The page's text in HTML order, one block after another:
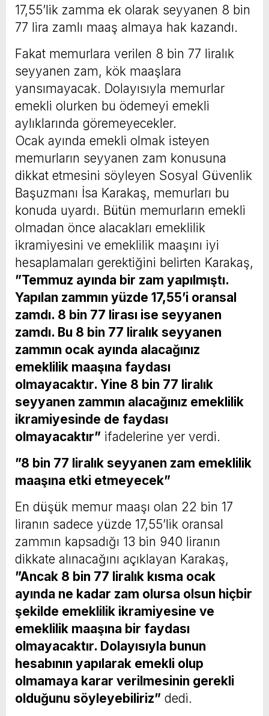
17,55’lik zamma ek olarak seyyanen 8 bin
77 lira zamlı maaş almaya hak kazandı.
Fakat memurlara verilen 8 bin 77 liralık
seyyanen zam, kök maaşlara
yansımayacak. Dolayısıyla memurlar
emekli olurken bu ödemeyi emekli
aylıklarında göremeyecekler.
Ocak ayında emekli olmak isteyen
memurların seyyanen zam konusuna
dikkat etmesini söyleyen Sosyal Güvenlik
Başuzmanı İsa Karakaş, memurları bu
konuda uyardı. Bütün memurların emekli
olmadan önce alacakları emeklilik
ikramiyesini ve emeklilik maaşını iyi
hesaplamaları gerektiğini belirten Karakaş,
”Temmuz ayında bir zam yapılmıştı.
Yapılan zammın yüzde 17,55’i oransal
zamdı. 8 bin 77 lirası ise seyyanen
zamdı. Bu 8 bin 77 liralık seyyanen
zammın ocak ayında alacağınız
emeklilik maaşına faydası
olmayacaktır. Yine 8 bin 77 liralık
seyyanen zammın alacağınız emeklilik
ikramiyesinde de faydası
olmayacaktır” ifadelerine yer verdi.
”8 bin 77 liralık seyyanen zam emeklilik
maaşına etki etmeyecek”
En düşük memur maaşı olan 22 bin 17
liranın sadece yüzde 17,55’lik oransal
zammın kapsadığı 13 bin 940 liranın
dikkate alınacağını açıklayan Karakaş,
”Ancak 8 bin 77 liralık kısma ocak
ayında ne kadar zam olursa olsun hiçbir
şekilde emeklilik ikramiyesine ve
emeklilik maaşına bir faydası
olmayacaktır. Dolayısıyla bunun
hesabının yapılarak emekli olup
olmamaya karar verilmesinin gerekli
olduğunu söyleyebiliriz” dedi.